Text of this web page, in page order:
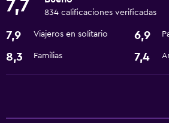
7,7 834 calificaciones verificadas
7,9 Viajeros en solitario 6,9
8,3 Familias 7,4